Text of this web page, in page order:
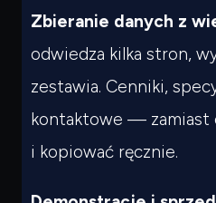
Zbieranie danych z
odwiedza kilka stron,
zestawia. Cenniki,
kontaktowe — zamiast
i kopiować ręcznie.